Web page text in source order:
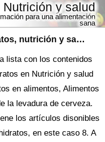
, nutrición y salud
Nutrición y salud
para una alimentación
sana
lista con los contenidos
en Nutrición y salud
en alimentos, Alimentos
la levadura de cerveza.
los artículos disonibles
en este caso 8. A